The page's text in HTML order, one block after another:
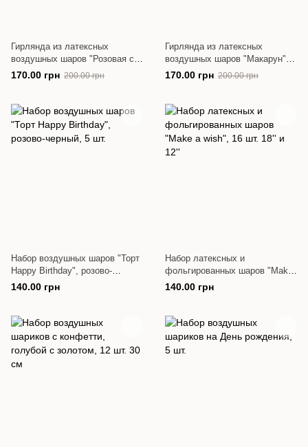
Гирлянда из латексных
воздушных шаров "Розовая с
золотом" 2 м, 30 шт. 21 см и 13
170.00 грн 200.00 грн
Гирлянда из латексных
воздушных шаров "Макарун",
30 шт. 21 см и 13 см
170.00 грн 200.00 грн
Набор воздушных шаров "Торт
Happy Birthday", розово-
черный, 5 шт.
140.00 грн
Набор латексных и
фольгированных шаров "Make
a wish", 16 шт. 18'' и 12''
140.00 грн